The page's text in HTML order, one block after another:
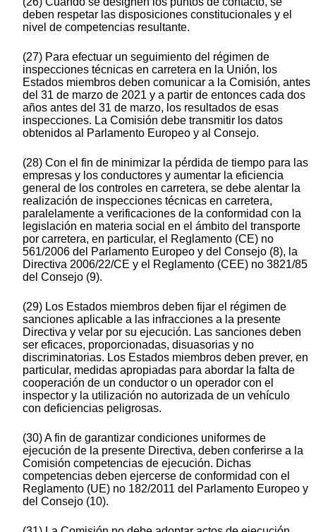
deben respetar las disposiciones constitucionales y el
nivel de competencias resultante.
(27) Para efectuar un seguimiento del régimen de
inspecciones técnicas en carretera en la Unión, los
Estados miembros deben comunicar a la Comisión, antes
del 31 de marzo de 2021 y a partir de entonces cada dos
años antes del 31 de marzo, los resultados de esas
inspecciones. La Comisión debe transmitir los datos
obtenidos al Parlamento Europeo y al Consejo.
(28) Con el fin de minimizar la pérdida de tiempo para las
empresas y los conductores y aumentar la eficiencia
general de los controles en carretera, se debe alentar la
realización de inspecciones técnicas en carretera,
paralelamente a verificaciones de la conformidad con la
legislación en materia social en el ámbito del transporte
por carretera, en particular, el Reglamento (CE) no
561/2006 del Parlamento Europeo y del Consejo (8), la
Directiva 2006/22/CE y el Reglamento (CEE) no 3821/85
del Consejo (9).
(29) Los Estados miembros deben fijar el régimen de
sanciones aplicable a las infracciones a la presente
Directiva y velar por su ejecución. Las sanciones deben
ser eficaces, proporcionadas, disuasorias y no
discriminatorias. Los Estados miembros deben prever, en
particular, medidas apropiadas para abordar la falta de
cooperación de un conductor o un operador con el
inspector y la utilización no autorizada de un vehículo
con deficiencias peligrosas.
(30) A fin de garantizar condiciones uniformes de
ejecución de la presente Directiva, deben conferirse a la
Comisión competencias de ejecución. Dichas
competencias deben ejercerse de conformidad con el
Reglamento (UE) no 182/2011 del Parlamento Europeo y
del Consejo (10).